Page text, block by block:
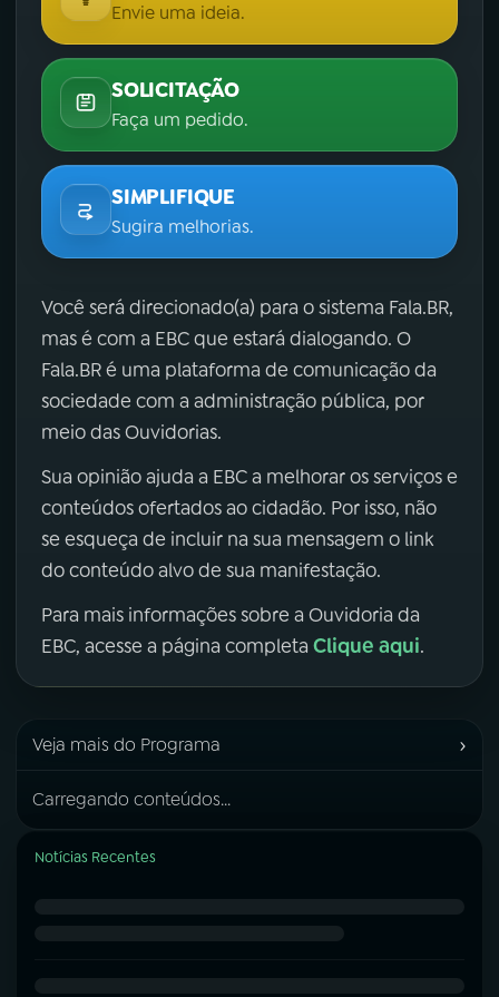
Envie uma ideia.
SOLICITAÇÃO
Faça um pedido.
SIMPLIFIQUE
Sugira melhorias.
Você será direcionado(a) para o sistema Fala.BR,
mas é com a EBC que estará dialogando. O
Fala.BR é uma plataforma de comunicação da
sociedade com a administração pública, por
meio das Ouvidorias.
Sua opinião ajuda a EBC a melhorar os serviços e
conteúdos ofertados ao cidadão. Por isso, não
se esqueça de incluir na sua mensagem o link
do conteúdo alvo de sua manifestação.
Para mais informações sobre a Ouvidoria da
EBC, acesse a página completa Clique aqui.
Veja mais do Programa ›
Carregando conteúdos...
Notícias Recentes